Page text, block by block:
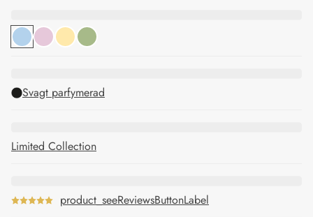
Svagt parfymerad
Limited Collection
product_seeReviewsButtonLabel